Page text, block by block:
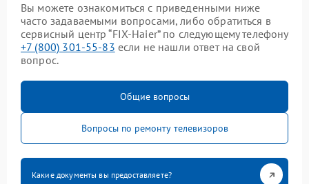
Вы можете ознакомиться с приведенными ниже
часто задаваемыми вопросами, либо обратиться в
сервисный центр “FIX-Haier” по следующему телефону
+7 (800) 301-55-83 если не нашли ответ на свой
вопрос.
Общие вопросы
Вопросы по ремонту телевизоров
Какие документы вы предоставляете?